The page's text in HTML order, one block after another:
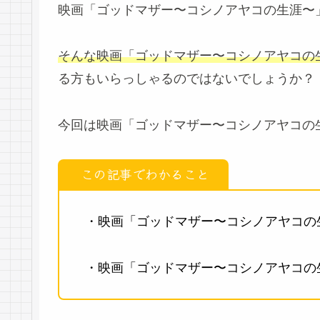
映画「ゴッドマザー〜コシノアヤコの生涯
そんな映画「ゴッドマザー〜コシノアヤコ
る方もいらっしゃるのではないでしょうか？
今回は映画「ゴッドマザー〜コシノアヤコ
この記事でわかること
・映画「ゴッドマザー〜コシノアヤコ
・映画「ゴッドマザー〜コシノアヤコ